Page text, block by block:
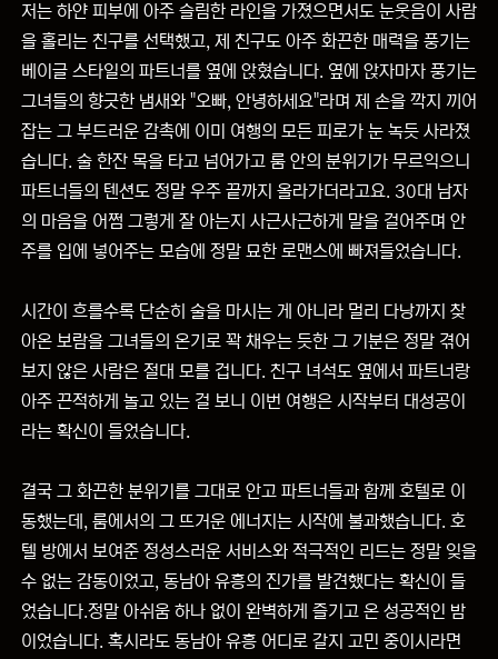
저는 하얀 피부에 아주 슬림한 라인을 가졌으면서도 눈웃음이 사람
을 홀리는 친구를 선택했고, 제 친구도 아주 화끈한 매력을 풍기는
베이글 스타일의 파트너를 옆에 앉혔습니다. 옆에 앉자마자 풍기는
그녀들의 향긋한 냄새와 "오빠, 안녕하세요"라며 제 손을 깍지 끼어
잡는 그 부드러운 감촉에 이미 여행의 모든 피로가 눈 녹듯 사라졌
습니다. 술 한잔 목을 타고 넘어가고 룸 안의 분위기가 무르익으니
파트너들의 텐션도 정말 우주 끝까지 올라가더라고요. 30대 남자
의 마음을 어쩜 그렇게 잘 아는지 사근사근하게 말을 걸어주며 안
주를 입에 넣어주는 모습에 정말 묘한 로맨스에 빠져들었습니다.
시간이 흐를수록 단순히 술을 마시는 게 아니라 멀리 다낭까지 찾
아온 보람을 그녀들의 온기로 꽉 채우는 듯한 그 기분은 정말 겪어
보지 않은 사람은 절대 모를 겁니다. 친구 녀석도 옆에서 파트너랑
아주 끈적하게 놀고 있는 걸 보니 이번 여행은 시작부터 대성공이
라는 확신이 들었습니다.
결국 그 화끈한 분위기를 그대로 안고 파트너들과 함께 호텔로 이
동했는데, 룸에서의 그 뜨거운 에너지는 시작에 불과했습니다. 호
텔 방에서 보여준 정성스러운 서비스와 적극적인 리드는 정말 잊을
수 없는 감동이었고, 동남아 유흥의 진가를 발견했다는 확신이 들
었습니다.정말 아쉬움 하나 없이 완벽하게 즐기고 온 성공적인 밤
이었습니다. 혹시라도 동남아 유흥 어디로 갈지 고민 중이시라면